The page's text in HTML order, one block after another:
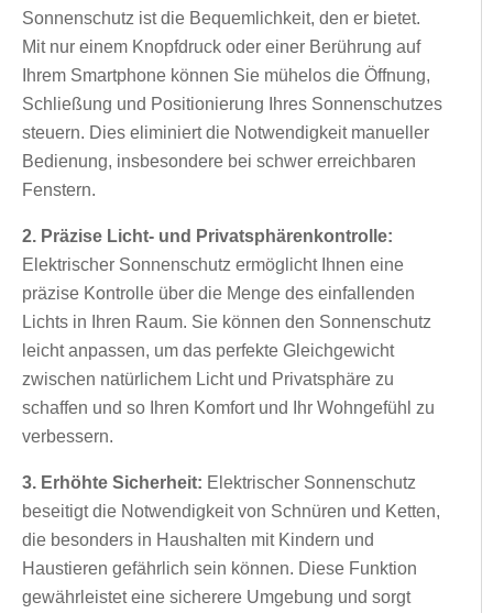
Sonnenschutz ist die Bequemlichkeit, den er bietet.
Mit nur einem Knopfdruck oder einer Berührung auf
Ihrem Smartphone können Sie mühelos die Öffnung,
Schließung und Positionierung Ihres Sonnenschutzes
steuern. Dies eliminiert die Notwendigkeit manueller
Bedienung, insbesondere bei schwer erreichbaren
Fenstern.
2. Präzise Licht- und Privatsphärenkontrolle:
Elektrischer Sonnenschutz ermöglicht Ihnen eine
präzise Kontrolle über die Menge des einfallenden
Lichts in Ihren Raum. Sie können den Sonnenschutz
leicht anpassen, um das perfekte Gleichgewicht
zwischen natürlichem Licht und Privatsphäre zu
schaffen und so Ihren Komfort und Ihr Wohngefühl zu
verbessern.
3. Erhöhte Sicherheit: Elektrischer Sonnenschutz
beseitigt die Notwendigkeit von Schnüren und Ketten,
die besonders in Haushalten mit Kindern und
Haustieren gefährlich sein können. Diese Funktion
gewährleistet eine sicherere Umgebung und sorgt